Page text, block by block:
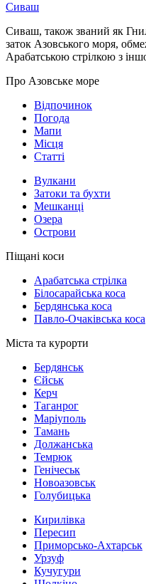
Сиваш
Сиваш, також званий як
заток Азовського моря,
Арабатською стрілкою з
Про Азовське море
Відпочинок
Погода
Мапи
Місця
Статті
Вулкани
Затоки та бухти
Мешканці
Озера
Острови
Піщані коси
Арабатська стрілка
Білосарайська коса
Бердянська коса
Павло-Очаківська коса
Міста та курорти
Бердянськ
Єйськ
Керч
Таганрог
Маріуполь
Тамань
Должанська
Темрюк
Генічеськ
Новоазовськ
Голубицька
Кирилівка
Пересип
Приморсько-Ахтарськ
Урзуф
Кучугури